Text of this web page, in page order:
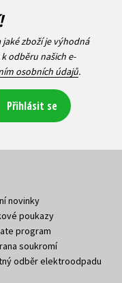
jaké zboží je výhodná
odběru našich e-
osobních údajů.
Přihlásit se
novinky
poukazy
program
soukromí
odběr elektroodpadu